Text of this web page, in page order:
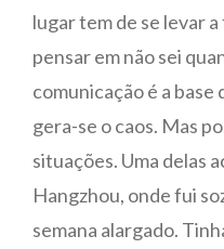
lugar tem de se levar
pensar em não sei
comunicação é a
gera-se o caos. Mas
situações. Uma delas
Hangzhou, onde fui
semana alargado.